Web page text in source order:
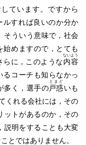
ています。ですから
ルすれば良いのか分か
そういう意味で，社会
始めますので，とても
らに，このような内容
ないよう
るコーチも知らなかっ
多く，選手の戸惑
とまど
いも
くれる会社には，その
ットがあるのか，その
説明をすることも大変
とではありません。